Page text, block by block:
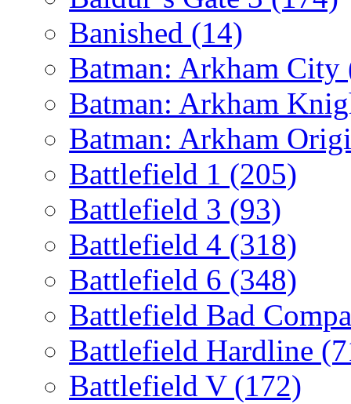
Banished (14)
Batman: Arkham City
Batman: Arkham
Batman: Arkham
Battlefield 1 (205)
Battlefield 3 (93)
Battlefield 4 (318)
Battlefield 6 (348)
Battlefield Bad
Battlefield Hardline
Battlefield V (172)